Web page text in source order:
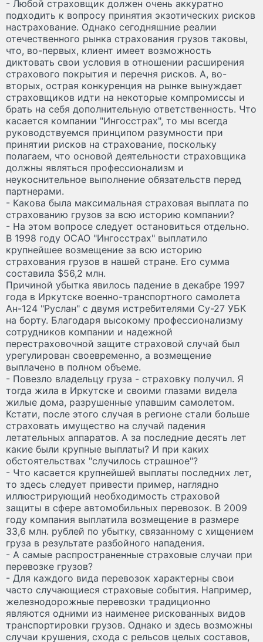
- Любой страховщик должен очень аккуратно
подходить к вопросу принятия экзотических рисков
настрахование. Однако сегодняшние реалии
отечественного рынка страхования грузов таковы,
что, во-первых, клиент имеет возможность
диктовать свои условия в отношении расширения
страхового покрытия и перечня рисков. А, во-
вторых, острая конкуренция на рынке вынуждает
страховщиков идти на некоторые компромиссы и
брать на себя дополнительную ответственность. Что
касается компании "Ингосстрах", то мы всегда
руководствуемся принципом разумности при
принятии рисков на страхование, поскольку
полагаем, что основой деятельности страховщика
должны являться профессионализм и
неукоснительное выполнение обязательств перед
партнерами.
- Какова была максимальная страховая выплата по
страхованию грузов за всю историю компании?
- На этом вопросе следует остановиться отдельно.
В 1998 году ОСАО "Ингосстрах" выплатило
крупнейшее возмещение за всю историю
страхования грузов в нашей стране. Его сумма
составила $56,2 млн.
Причиной убытка явилось падение в декабре 1997
года в Иркутске военно-транспортного самолета
Ан-124 "Руслан" с двумя истребителями Су-27 УБК
на борту. Благодаря высокому профессионализму
сотрудников компании и надежной
перестраховочной защите страховой случай был
урегулирован своевременно, а возмещение
выплачено в полном объеме.
- Повезло владельцу груза - страховку получил. Я
тогда жила в Иркутске и своими глазами видела
жилые дома, разрушенные упавшим самолетом.
Кстати, после этого случая в регионе стали больше
страховать имущество на случай падения
летательных аппаратов. А за последние десять лет
какие были крупные выплаты? И при каких
обстоятельствах "случилось страшное"?
- Что касается крупнейшей выплаты последних лет,
то здесь следует привести пример, наглядно
иллюстрирующий необходимость страховой
защиты в сфере автомобильных перевозок. В 2009
году компания выплатила возмещение в размере
33,6 млн. рублей по убытку, связанному с хищением
груза в результате разбойного нападения.
- А самые распространенные страховые случаи при
перевозке грузов?
- Для каждого вида перевозок характерны свои
часто случающиеся страховые события. Например,
железнодорожные перевозки традиционно
являются одними из наименее рискованных видов
транспортировки грузов. Однако и здесь возможны
случаи крушения, схода с рельсов целых составов,